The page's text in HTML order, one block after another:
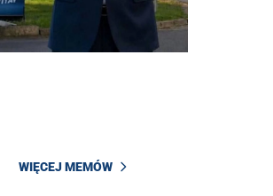
WIĘCEJ MEMÓW